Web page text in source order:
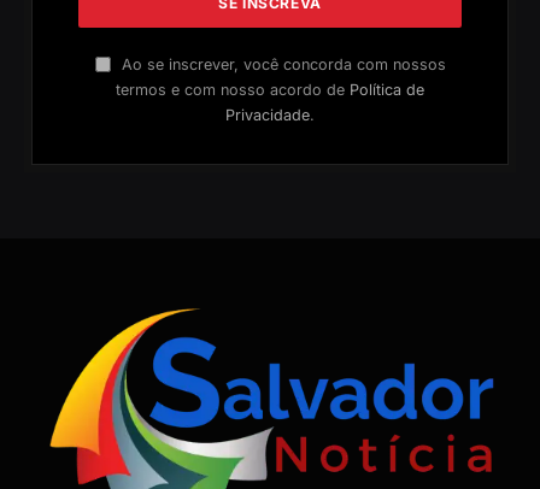
Ao se inscrever, você concorda com nossos
termos e com nosso acordo de Política de
Privacidade.